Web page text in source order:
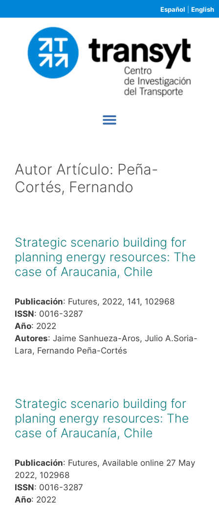
Español English
Autor Artículo: Peña-
Cortés, Fernando
Strategic scenario building for
planning energy resources: The
case of Araucania, Chile
Publicación: Futures, 2022, 141, 102968
ISSN: 0016-3287
Año: 2022
Autores: Jaime Sanhueza-Aros, Julio A.Soria-
Lara, Fernando Peña-Cortés
Strategic scenario building for
planing energy resources: The
case of Araucanía, Chile
Publicación: Futures, Available online 27 May
2022, 102968
ISSN: 0016-3287
Año: 2022